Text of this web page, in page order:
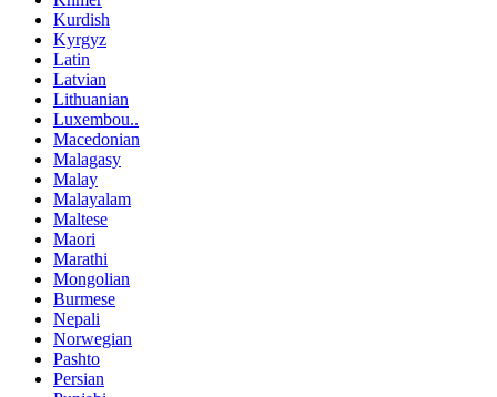
Kurdish
Kyrgyz
Latin
Latvian
Lithuanian
Luxembou..
Macedonian
Malagasy
Malay
Malayalam
Maltese
Maori
Marathi
Mongolian
Burmese
Nepali
Norwegian
Pashto
Persian